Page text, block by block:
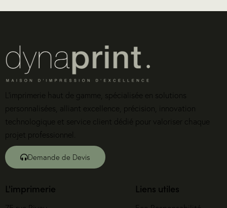
L’imprimerie haut de gamme, spécialisée en solutions
personnalisées, alliant excellence, précision, innovation
technologique et service client dédié pour valoriser chaque
projet professionnel.
Demande de Devis
L'imprimerie Liens utiles